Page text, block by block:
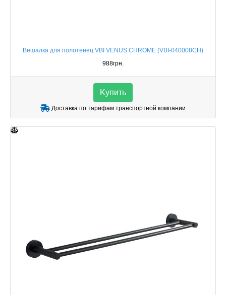
Вешалка для полотенец VBI VENUS CHROME (VBI-040008CH)
988грн.
Kупить
Доставка по тарифам транспортной компании